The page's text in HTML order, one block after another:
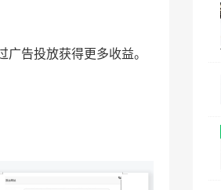
告投放获得更多收益。